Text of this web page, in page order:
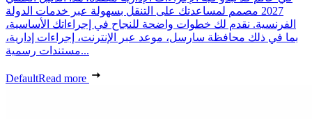
2027 مصمم لمساعدتك على التنقل بسهولة عبر خدمات الدولة
الفرنسية. نقدم لك خطوات واضحة للنجاح في إجراءاتك الأساسية،
بما في ذلك محافظة سارسل، موعد عبر الإنترنت، إجراءات إدارية،
مستندات رسمية...
DefaultRead more